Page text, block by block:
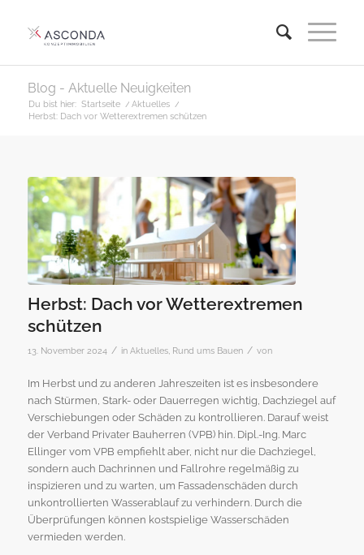
Blog - Aktuelle Neuigkeiten
Du bist hier: Startseite / Aktuelles /
Herbst: Dach vor Wetterextremen schützen
Herbst: Dach vor Wetterextremen
schützen
13. November 2024 / in Aktuelles, Rund ums Bauen / von
Im Herbst und zu anderen Jahreszeiten ist es insbesondere
nach Stürmen, Stark- oder Dauerregen wichtig, Dachziegel auf
Verschiebungen oder Schäden zu kontrollieren. Darauf weist
der Verband Privater Bauherren (VPB) hin. Dipl.-Ing. Marc
Ellinger vom VPB empfiehlt aber, nicht nur die Dachziegel,
sondern auch Dachrinnen und Fallrohre regelmäßig zu
inspizieren und zu warten, um Fassadenschäden durch
unkontrollierten Wasserablauf zu verhindern. Durch die
Überprüfungen können kostspielige Wasserschäden
vermieden werden.